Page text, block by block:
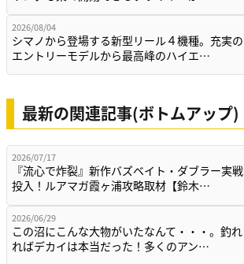
2026/08/04
シマノから登場する新型リール４機種。充実の
エントリーモデルから最高峰のハイエ…
最新の関連記事(ボトムアップ)
2026/07/17
『流心で炸裂』新作バズベイト・ダブラー実戦
投入！ルアマガ霞ヶ浦攻略取材【鈴木…
2026/06/29
この沼にこんな大物がいたなんて・・・。釣れ
ればデカイは本当だった！多くのアン…